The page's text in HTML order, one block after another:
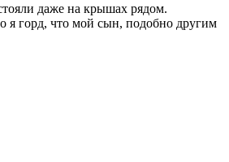
даже на крышах рядом.
я горд, что мой сын, подобно другим